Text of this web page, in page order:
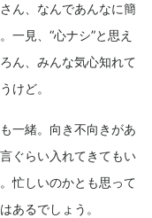
ん、なんであんなに簡
一見、“心ナシ”と思え
ん、みんな気心知れて
けど。
一緒。向き不向きがあ
ぐらい入れてきてもい
忙しいのかとも思って
あるでしょう。